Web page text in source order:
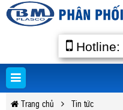
Hotline:
Trang chủ Tin tức